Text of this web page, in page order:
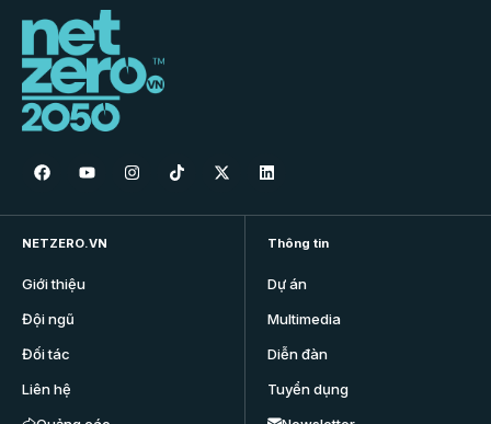
NETZERO.VN
Giới thiệu
Đội ngũ
Đối tác
Liên hệ
Thông tin
Dự án
Multimedia
Diễn đàn
Tuyển dụng